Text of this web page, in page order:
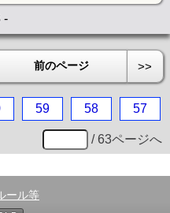
-
前のページ >>
59 58 57
/ 63ページへ
ール等